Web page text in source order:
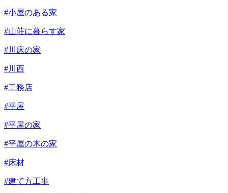
#小屋のある家
#山荘に暮らす家
#川床の家
#川西
#工務店
#平屋
#平屋の家
#平屋の木の家
#床材
#建て方工事